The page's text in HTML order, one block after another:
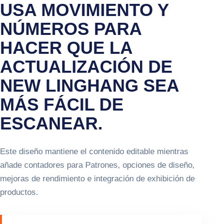
USA MOVIMIENTO Y
NÚMEROS PARA
HACER QUE LA
ACTUALIZACIÓN DE
NEW LINGHANG SEA
MÁS FÁCIL DE
ESCANEAR.
Este diseño mantiene el contenido editable mientras
añade contadores para Patrones, opciones de diseño,
mejoras de rendimiento e integración de exhibición de
productos.